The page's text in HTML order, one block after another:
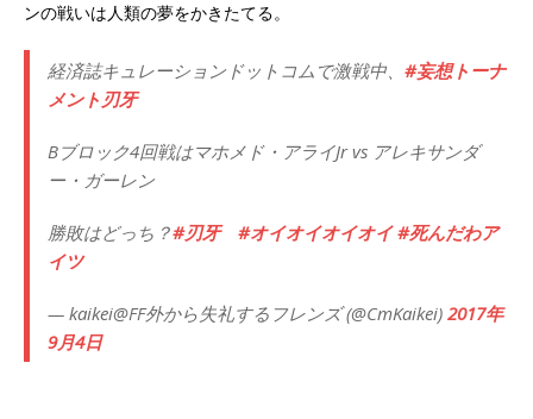
ンの戦いは人類の夢をかきたてる。
経済誌キュレーションドットコムで激戦中、 #妄想トーナ
メント刃牙
Bブロック4回戦はマホメド・アライJr vs アレキサンダ
ー・ガーレン
勝敗はどっち？#刃牙 #オイオイオイオイ #死んだわア
イツ
— kaikei@FF外から失礼するフレンズ (@CmKaikei) 2017年
9月4日